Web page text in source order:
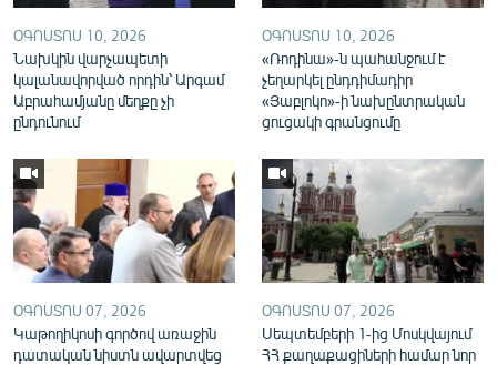
ՕԳՈՍՏՈՍ 10, 2026
Նախկին վարչապետի
կալանավորված որդին՝ Արգամ
Աբրահամյանը մեղքը չի
ընդունում
ՕԳՈՍՏՈՍ 10, 2026
«Ռոդինա»-ն պահանջում է
չեղարկել ընդդիմադիր
«Յաբլոկո»-ի նախընտրական
ցուցակի գրանցումը
ՕԳՈՍՏՈՍ 07, 2026
Կաթողիկոսի գործով առաջին
դատական նիստն ավարտվեց
ՕԳՈՍՏՈՍ 07, 2026
Սեպտեմբերի 1-ից Մոսկվայում
ՀՀ քաղաքացիների համար նոր